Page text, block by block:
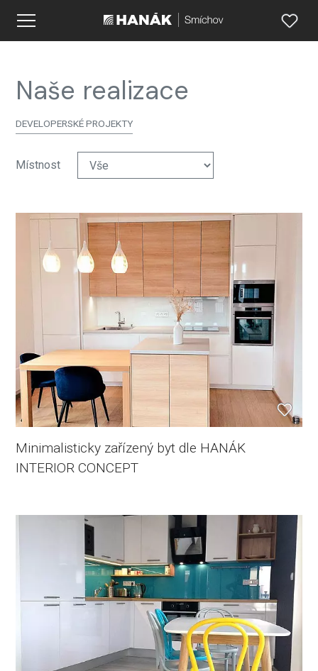
Naše realizace
DEVELOPERSKÉ PROJEKTY
Místnost
Minimalisticky zařízený byt dle HANÁK
INTERIOR CONCEPT